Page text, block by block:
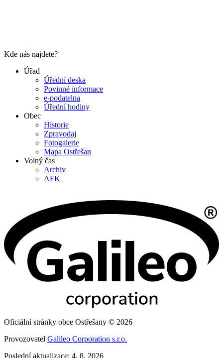
Kde nás najdete?
Úřad
Úřední deska
Povinné informace
e-podatelna
Úřední hodiny
Obec
Historie
Zpravodaj
Fotogalerie
Mapa Ostřešan
Volný čas
Archiv
AFK
Oficiální stránky obce Ostřešany © 2026
Provozovatel Galileo Corporation s.r.o.
Poslední aktualizace: 4. 8. 2026